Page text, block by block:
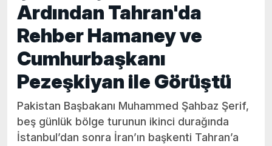
Ardından Tahran'da
Rehber Hamaney ve
Cumhurbaşkanı
Pezeşkiyan ile Görüştü
Pakistan Başbakanı Muhammed Şahbaz Şerif,
beş günlük bölge turunun ikinci durağında
İstanbul’dan sonra İran’ın başkenti Tahran’a